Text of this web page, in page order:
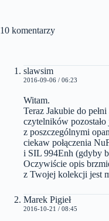
10 komentarzy
slawsim
2016-09-06 / 06:23
Witam.
Teraz Jakubie do
czytelników
z poszczególnymi
ciekaw połączenia
i SIL 994Enh (gdyby
Oczywiście opis
z Twojej kolekcji jest
Marek Pigieł
2016-10-21 / 08:45